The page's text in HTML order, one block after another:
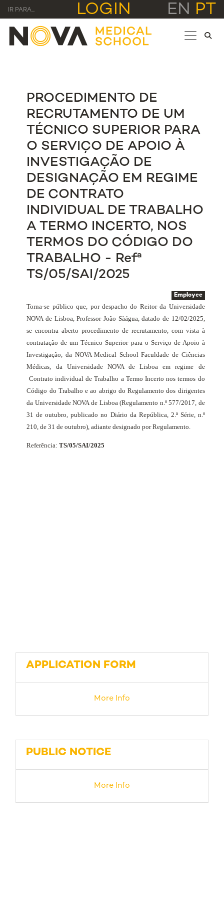
IR PARA... LOGIN EN PT
PROCEDIMENTO DE
RECRUTAMENTO DE UM
TÉCNICO SUPERIOR PARA
O SERVIÇO DE APOIO À
INVESTIGAÇÃO DE
DESIGNAÇÃO EM REGIME
DE CONTRATO
INDIVIDUAL DE TRABALHO
A TERMO INCERTO, NOS
TERMOS DO CÓDIGO DO
TRABALHO - Refª
TS/05/SAI/2025
Employee
Torna-se público que, por despacho do Reitor da Universidade
NOVA de Lisboa, Professor João Sàágua, datado de 12/02/2025,
se encontra aberto procedimento de recrutamento, com vista à
contratação de um Técnico Superior para o Serviço de Apoio à
Investigação, da NOVA Medical School Faculdade de Ciências
Médicas, da Universidade NOVA de Lisboa em regime de
Contrato individual de Trabalho a Termo Incerto nos termos do
Código do Trabalho e ao abrigo do Regulamento dos dirigentes
da Universidade NOVA de Lisboa (Regulamento n.º 577/2017, de
31 de outubro, publicado no Diário da República, 2.ª Série, n.º
210, de 31 de outubro), adiante designado por Regulamento.
Referência:TS/05/SAI/2025
APPLICATION FORM
More Info
PUBLIC NOTICE
More Info